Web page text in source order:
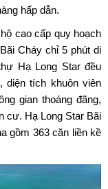
hấp dẫn.
cao cấp quy hoạch
Cháy chỉ 5 phút di
Hạ Long Star đều
diện tích khuôn viên
gian thoáng đãng,
cư. Hạ Long Star Bãi
gồm 363 căn liền kề